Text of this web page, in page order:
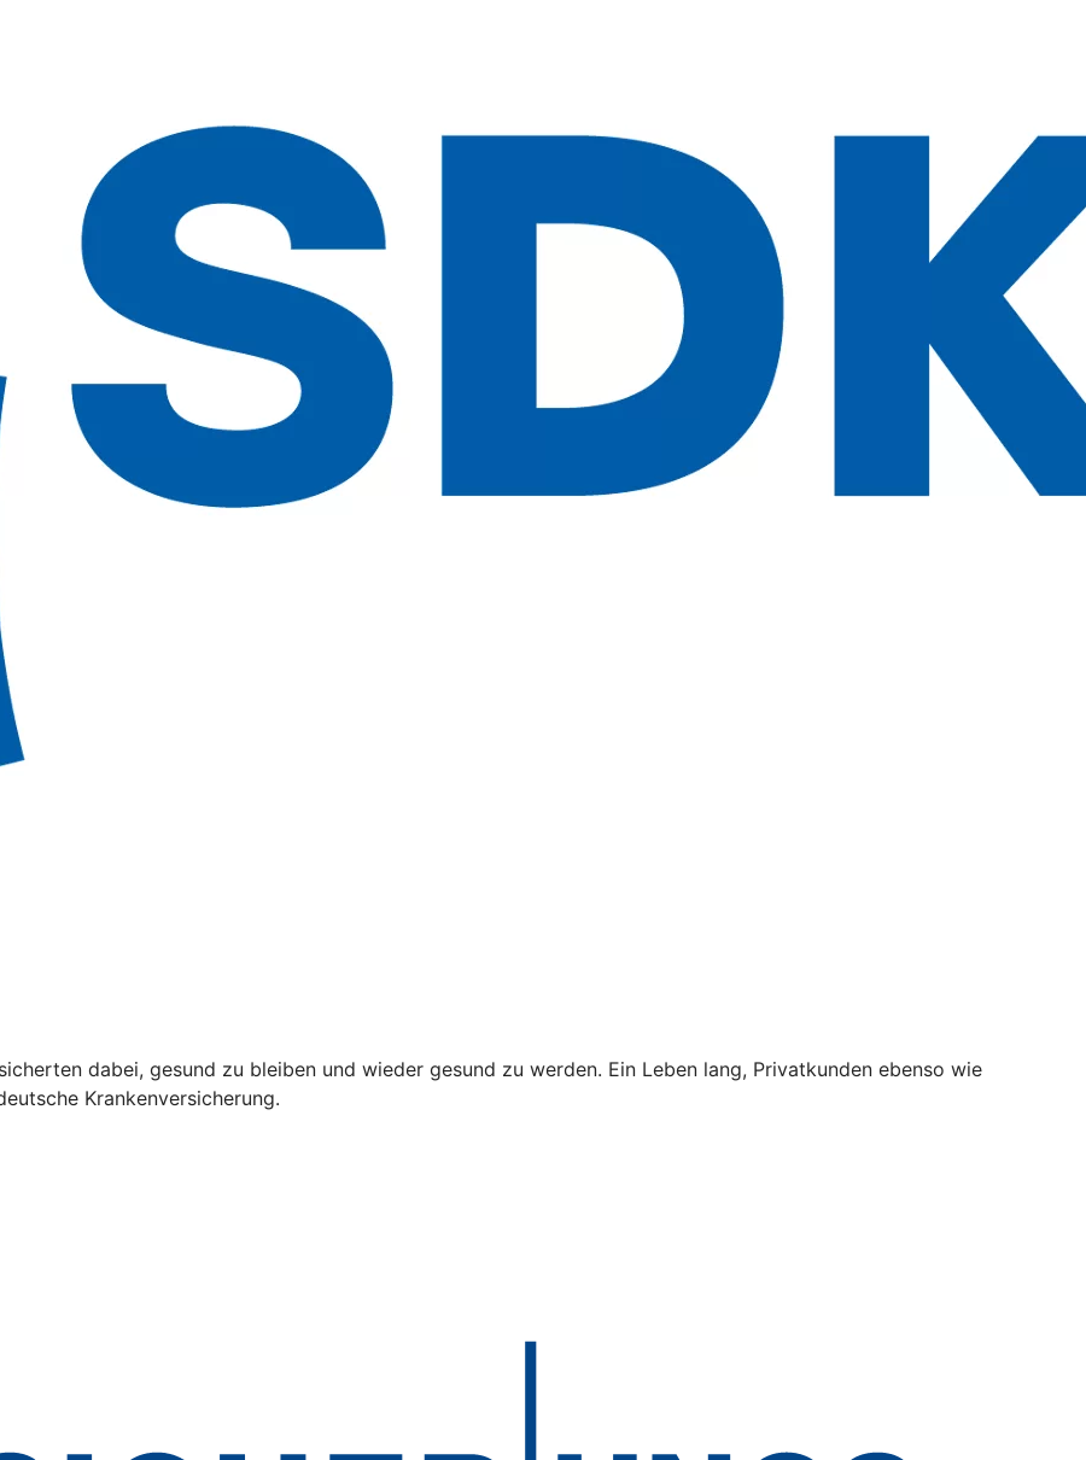
dabei, gesund zu bleiben und wieder gesund zu werden. Ein Leben lang, Privatkunden ebenso wie
Krankenversicherung.